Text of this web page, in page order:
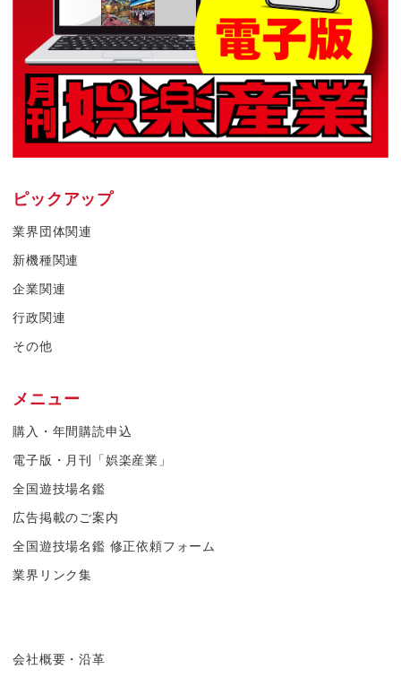
ピックアップ
業界団体関連
新機種関連
企業関連
行政関連
その他
メニュー
購入・年間購読申込
電子版・月刊「娯楽産業」
全国遊技場名鑑
広告掲載のご案内
全国遊技場名鑑 修正依頼フォーム
業界リンク集
会社概要・沿革